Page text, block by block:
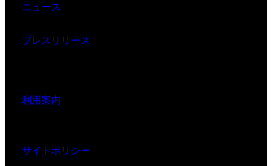
ニュース
プレスリリース
利用案内
サイトポリシー